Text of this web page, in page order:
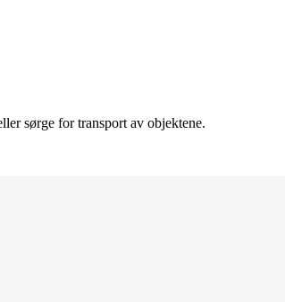
sørge for transport av objektene.